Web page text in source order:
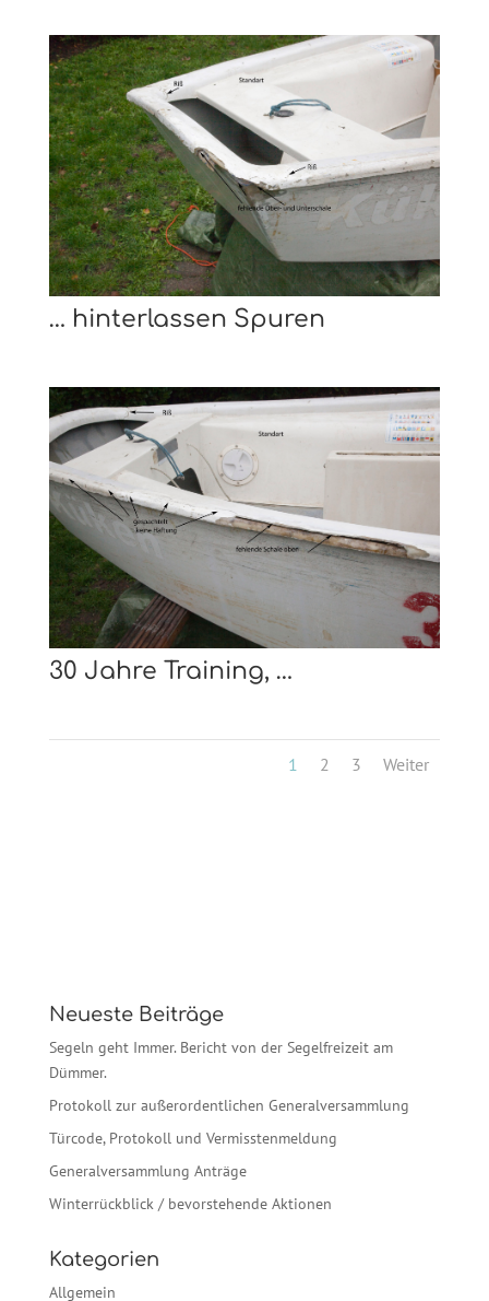
… hinterlassen Spuren
30 Jahre Training, …
1 2 3 Weiter
Neueste Beiträge
Segeln geht Immer. Bericht von der Segelfreizeit am
Dümmer.
Protokoll zur außerordentlichen Generalversammlung
Türcode, Protokoll und Vermisstenmeldung
Generalversammlung Anträge
Winterrückblick / bevorstehende Aktionen
Kategorien
Allgemein